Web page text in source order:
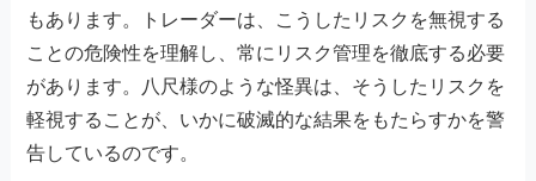
もあります。トレーダーは、こうしたリスクを無視する
ことの危険性を理解し、常にリスク管理を徹底する必要
があります。八尺様のような怪異は、そうしたリスクを
軽視することが、いかに破滅的な結果をもたらすかを警
告しているのです。